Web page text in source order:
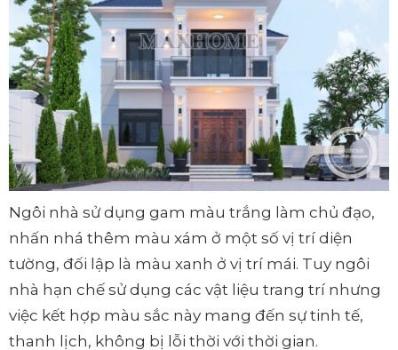
Ngôi nhà sử dụng gam màu trắng làm chủ đạo,
nhấn nhá thêm màu xám ở một số vị trí diện
tường, đối lập là màu xanh ở vị trí mái. Tuy ngôi
nhà hạn chế sử dụng các vật liệu trang trí nhưng
việc kết hợp màu sắc này mang đến sự tinh tế,
thanh lịch, không bị lỗi thời với thời gian.